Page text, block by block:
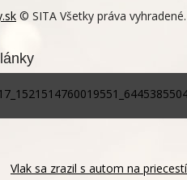
© SITA Všetky práva vyhradené.
Vlak sa zrazil s autom na